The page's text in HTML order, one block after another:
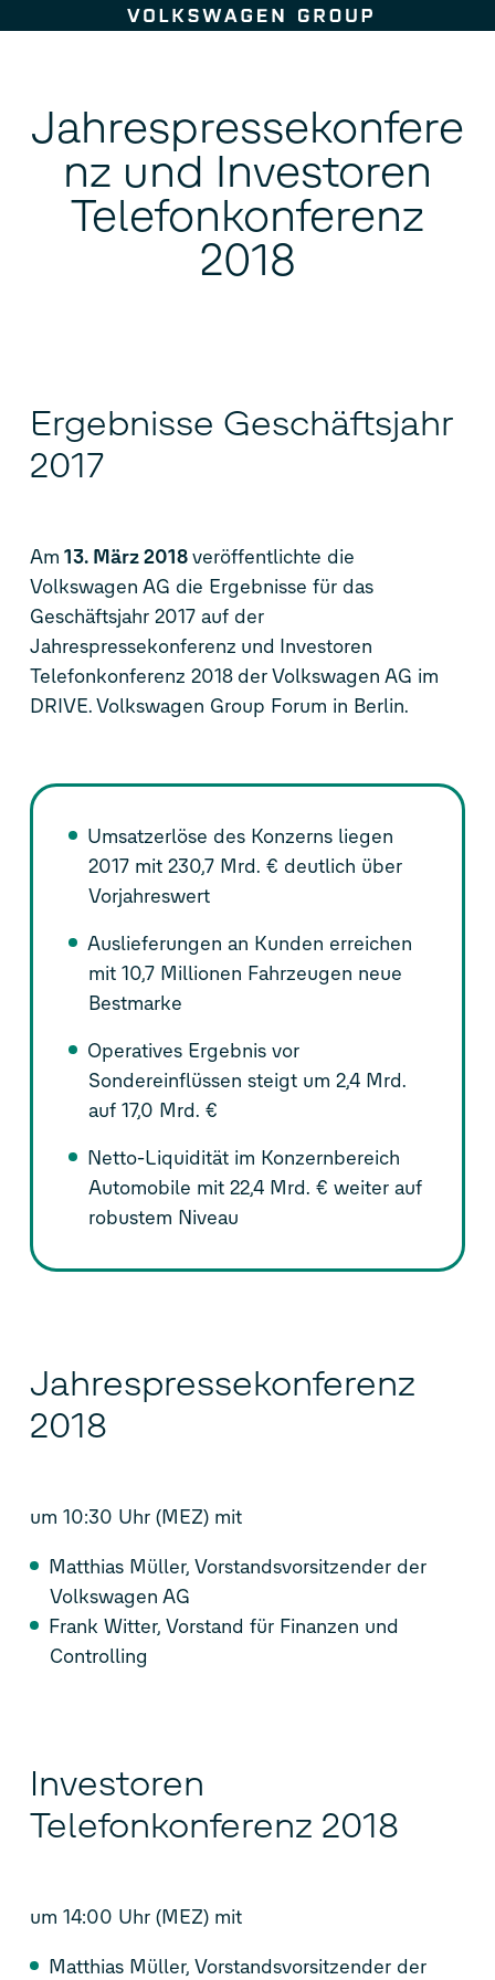
Zum Seiteninhalt springen
Jahrespressekonfere
nz und Investoren
Telefonkonferenz
2018
Ergebnisse Geschäftsjahr
2017
Am 13. März 2018veröffentlichte die
Volkswagen AG die Ergebnisse für das
Geschäftsjahr 2017 auf der
Jahrespressekonferenz und Investoren
Telefonkonferenz 2018 der Volkswagen AG im
DRIVE. Volkswagen Group Forum in Berlin.
Umsatzerlöse des Konzerns liegen
2017 mit 230,7 Mrd. € deutlich über
Vorjahreswert
Auslieferungen an Kunden erreichen
mit 10,7 Millionen Fahrzeugen neue
Bestmarke
Operatives Ergebnis vor
Sondereinflüssen steigt um 2,4 Mrd.
auf 17,0 Mrd. €
Netto-Liquidität im Konzernbereich
Automobile mit 22,4 Mrd. € weiter auf
robustem Niveau
Jahrespressekonferenz
2018
um 10:30 Uhr (MEZ) mit
Matthias Müller, Vorstandsvorsitzender der
Volkswagen AG
Frank Witter, Vorstand für Finanzen und
Controlling
Investoren
Telefonkonferenz 2018
um 14:00 Uhr (MEZ) mit
Matthias Müller, Vorstandsvorsitzender der